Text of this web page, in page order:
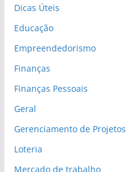
Dicas Úteis
Educação
Empreendedorismo
Finanças
Finanças Pessoais
Geral
Gerenciamento de Projetos
Loteria
Mercado de trabalho